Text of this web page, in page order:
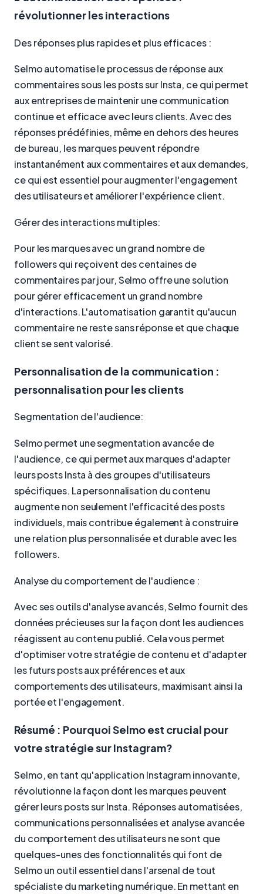
révolutionner les interactions
Des réponses plus rapides et plus efficaces :
Selmo automatise le processus de réponse aux
commentaires sous les posts sur Insta, ce qui permet
aux entreprises de maintenir une communication
continue et efficace avec leurs clients. Avec des
réponses prédéfinies, même en dehors des heures
de bureau, les marques peuvent répondre
instantanément aux commentaires et aux demandes,
ce qui est essentiel pour augmenter l'engagement
des utilisateurs et améliorer l'expérience client.
Gérer des interactions multiples:
Pour les marques avec un grand nombre de
followers qui reçoivent des centaines de
commentaires par jour, Selmo offre une solution
pour gérer efficacement un grand nombre
d'interactions. L'automatisation garantit qu'aucun
commentaire ne reste sans réponse et que chaque
client se sent valorisé.
Personnalisation de la communication :
personnalisation pour les clients
Segmentation de l'audience:
Selmo permet une segmentation avancée de
l'audience, ce qui permet aux marques d'adapter
leurs posts Insta à des groupes d'utilisateurs
spécifiques. La personnalisation du contenu
augmente non seulement l'efficacité des posts
individuels, mais contribue également à construire
une relation plus personnalisée et durable avec les
followers.
Analyse du comportement de l'audience :
Avec ses outils d'analyse avancés, Selmo fournit des
données précieuses sur la façon dont les audiences
réagissent au contenu publié. Cela vous permet
d'optimiser votre stratégie de contenu et d'adapter
les futurs posts aux préférences et aux
comportements des utilisateurs, maximisant ainsi la
portée et l'engagement.
Résumé : Pourquoi Selmo est crucial pour
votre stratégie sur Instagram?
Selmo, en tant qu'application Instagram innovante,
révolutionne la façon dont les marques peuvent
gérer leurs posts sur Insta. Réponses automatisées,
communications personnalisées et analyse avancée
du comportement des utilisateurs ne sont que
quelques-unes des fonctionnalités qui font de
Selmo un outil essentiel dans l'arsenal de tout
spécialiste du marketing numérique. En mettant en